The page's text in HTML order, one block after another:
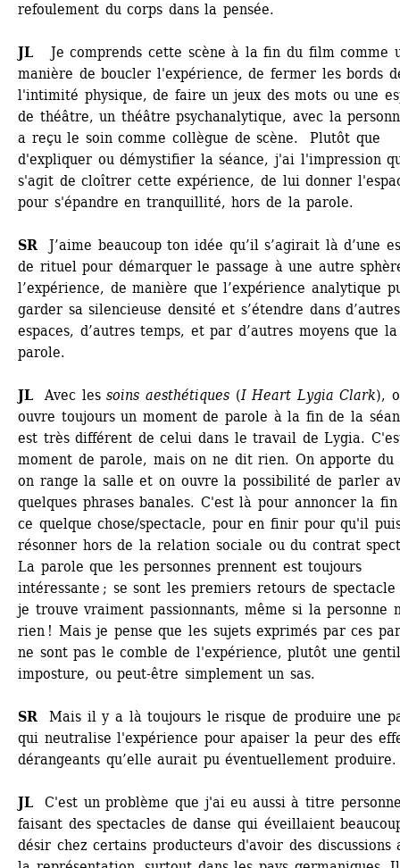
refoulement du corps dans la pensée.
JL
Je comprends cette scène à la fin du film comme
manière de boucler l'expérience, de fermer les bords
l'intimité physique, de faire un jeux des mots ou une
de théâtre, un théâtre psychanalytique, avec la
a reçu le soin comme collègue de scène. Plutôt que
d'expliquer ou démystifier la séance, j'ai l'impression
s'agit de cloîtrer cette expérience, de lui donner
pour s'épandre en tranquillité, hors de la parole.
SR J’aime beaucoup ton idée qu’il s’agirait là d’une
de rituel pour démarquer le passage à une autre
l’expérience, de manière que l’expérience analytique
garder sa silencieuse densité et s’étendre dans d’autres
espaces, d’autres temps, et par d’autres moyens que la
parole.
JL Avec les soins aesthétiques (I Heart Lygia Clark),
ouvre toujours un moment de parole à la fin de la
est très différent de celui dans le travail de Lygia.
moment de parole, mais on ne dit rien. On apporte du
on range la salle et on ouvre la possibilité de parler
quelques phrases banales. C'est là pour annoncer la
ce quelque chose/spectacle, pour en finir pour qu'il
résonner hors de la relation sociale ou du contrat
La parole que les personnes prennent est toujours
intéressante ; se sont les premiers retours de spectacle
je trouve vraiment passionnants, même si la personne
rien ! Mais je pense que les sujets exprimés par ces
ne sont pas le comble de l'expérience, plutôt une
imposture, ou peut-être simplement un sas.
SR Mais il y a là toujours le risque de produire une
qui neutralise l'expérience pour apaiser la peur des
dérangeants qu’elle aurait pu éventuellement produire.
JL C'est un problème que j'ai eu aussi à titre
faisant des spectacles de danse qui éveillaient
désir chez certains producteurs d'avoir des discussions